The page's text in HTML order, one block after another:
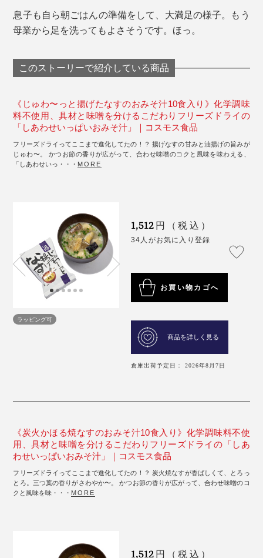
息子も自ら朝ごはんの準備をして、大満足の様子。もう
母業から足を洗ってもよさそうです。ほっ。
このストーリーで紹介している商品
《じゅわ〜っと揚げたなすのおみそ汁10食入り》化学調味
料不使用、具材と味噌を分けるこだわりフリーズドライの
「しあわせいっぱいおみそ汁」｜コスモス食品
フリーズドライってここまで進化してたの！？ 揚げなすの甘みと油揚げの旨みが
じゅわ〜。 かつお節の香りが広がって、合わせ味噌のコクと風味を味わえる、
「しあわせいっ・・・ MORE
ラッピング可
1,512 円（税込）
34人がお気に入り登録
お買い物カゴへ
商品を詳しく見る
倉庫出荷予定日： 2026年8月7日
《炭火かほる焼なすのおみそ汁10食入り》化学調味料不使
用、具材と味噌を分けるこだわりフリーズドライの「しあ
わせいっぱいおみそ汁」｜コスモス食品
フリーズドライってここまで進化してたの！？ 炭火焼なすが香ばしくて、とろっ
とろ。三つ葉の香りがさわやか〜。 かつお節の香りが広がって、合わせ味噌のコ
クと風味を味・・・ MORE
1,512 円（税込）